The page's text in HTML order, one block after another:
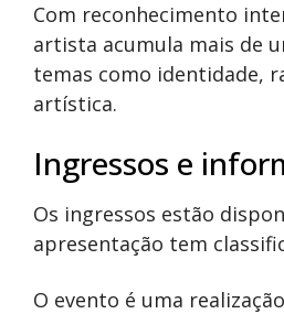
Com reconhecimento
artista acumula mais de
temas como identidade,
artística.
Ingressos e
Os ingressos estão
apresentação tem
O evento é uma